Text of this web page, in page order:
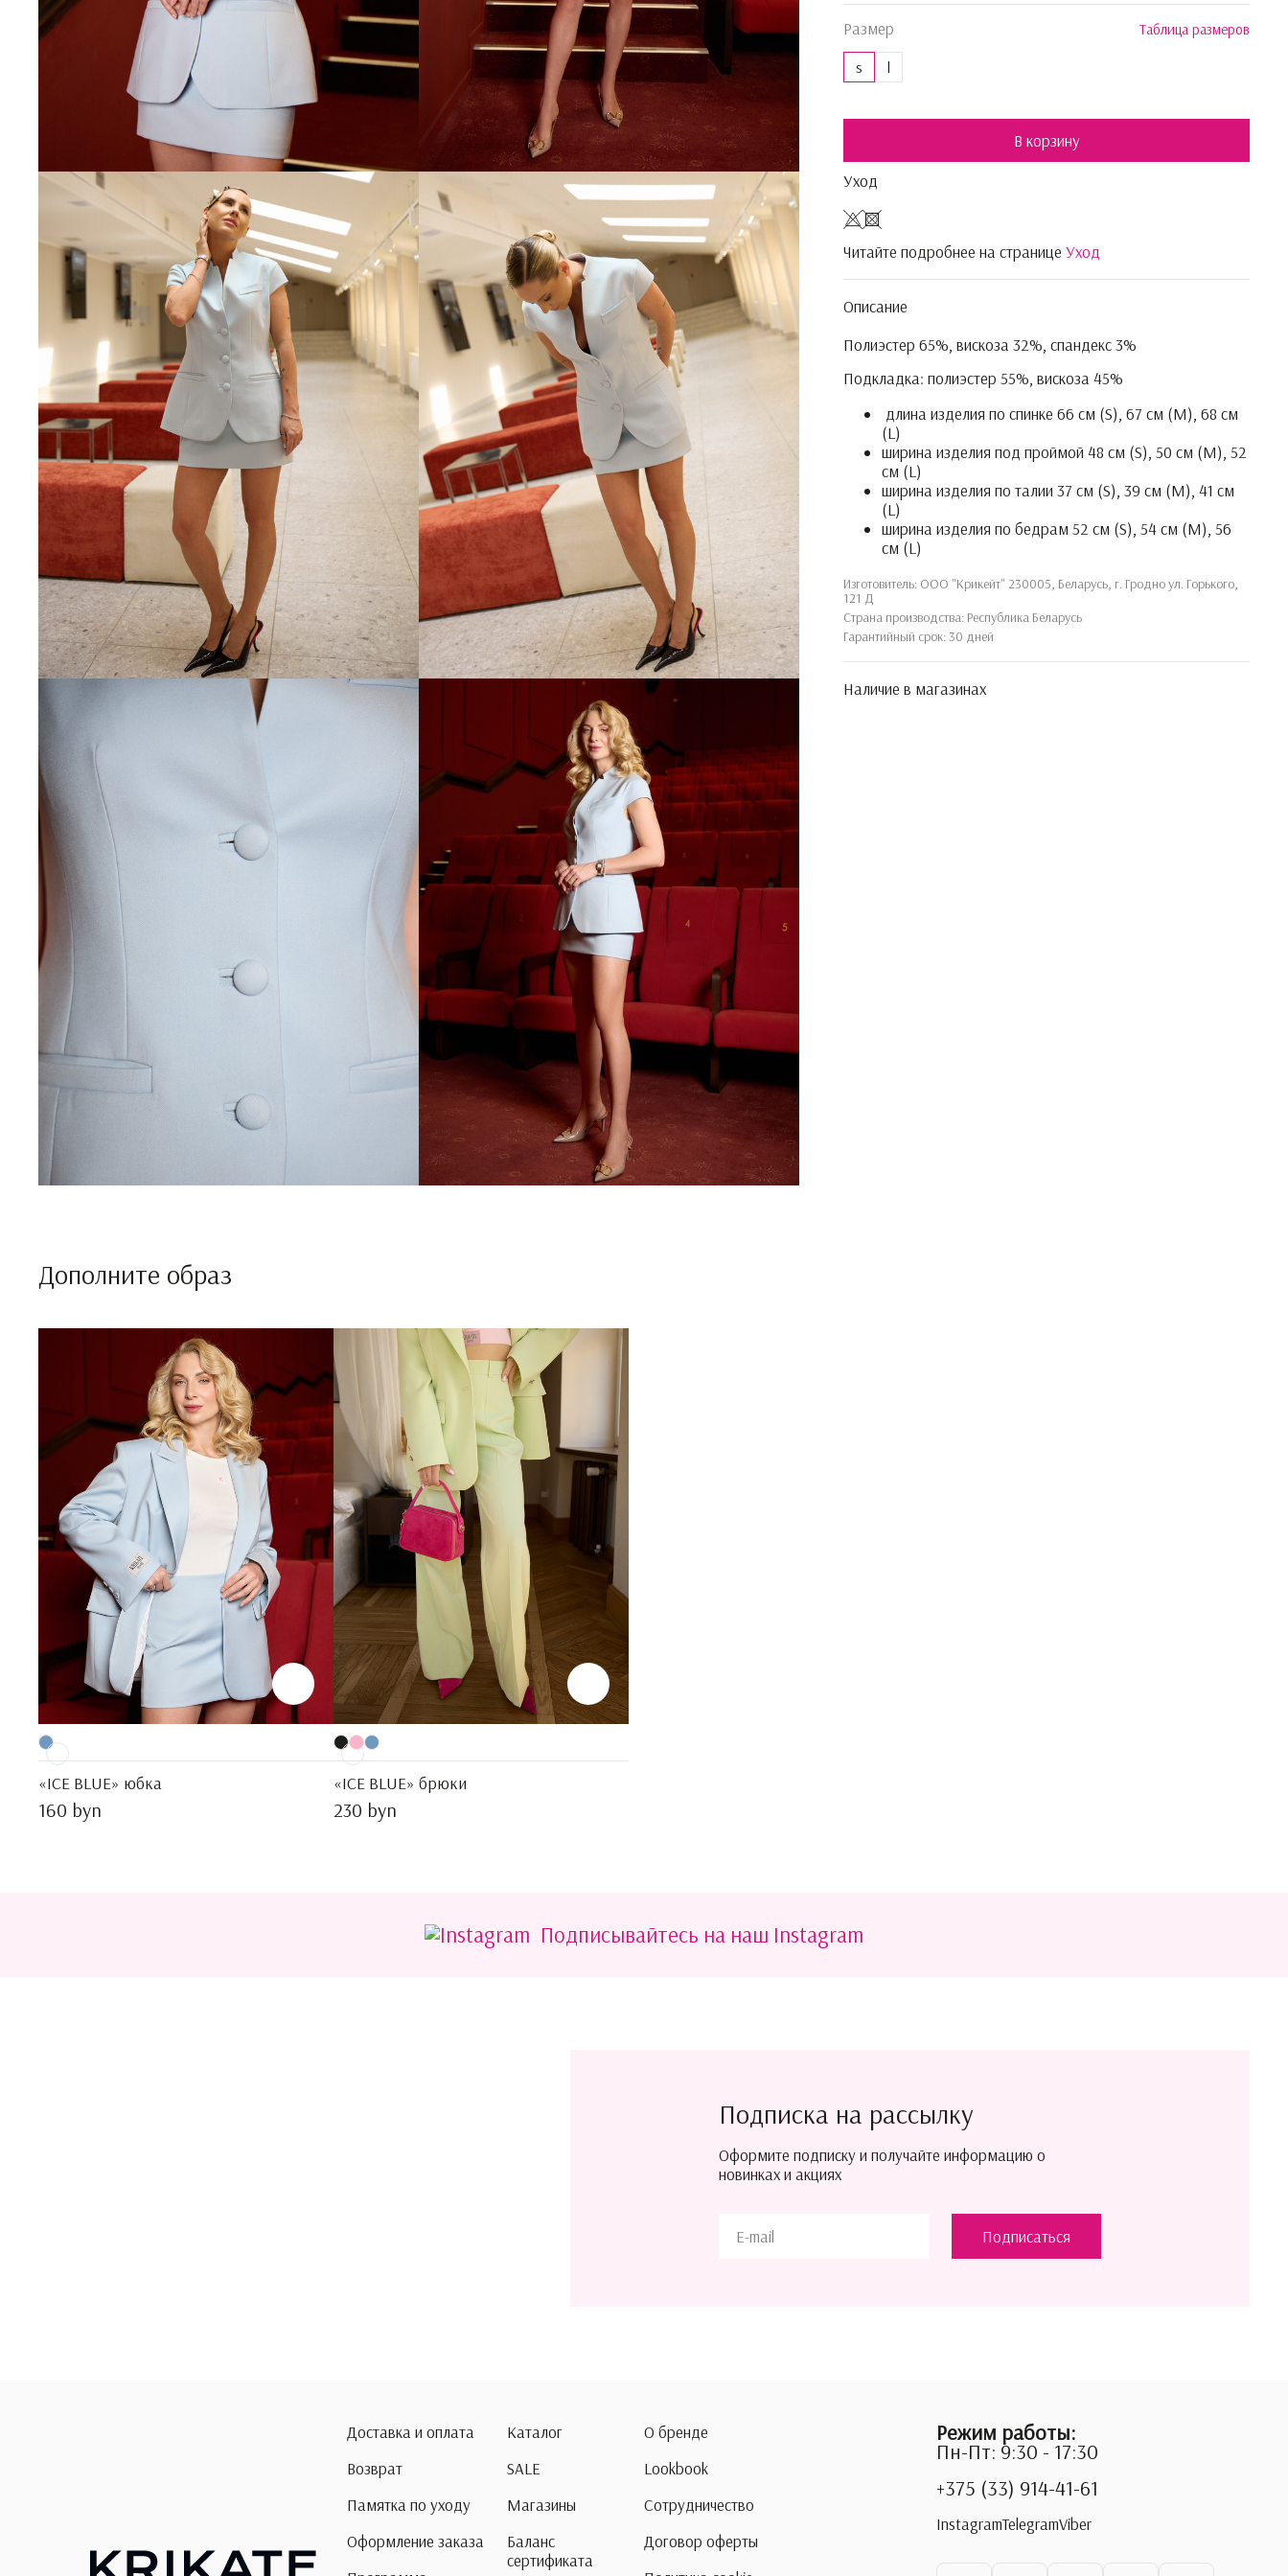
Размер Таблица размеров
s l
В корзину
Уход
Читайте подробнее на странице Уход
Описание
Полиэстер 65%, вискоза 32%, спандекс 3%
Подкладка: полиэстер 55%, вискоза 45%
длина изделия по спинке 66 см (S), 67 см (M), 68 см
(L)
ширина изделия под проймой 48 см (S), 50 см (M), 52
см (L)
ширина изделия по талии 37 см (S), 39 см (M), 41 см
(L)
ширина изделия по бедрам 52 см (S), 54 см (M), 56
см (L)
Изготовитель: ООО "Крикейт" 230005, Беларусь, г. Гродно ул. Горького,
121 Д
Страна производства: Республика Беларусь
Гарантийный срок: 30 дней
Наличие в магазинах
Дополните образ
«ICE BLUE» юбка
160 byn
«ICE BLUE» брюки
230 byn
Подписывайтесь на наш Instagram
Подписка на рассылку
Оформите подписку и получайте информацию о
новинках и акциях
Подписаться
Доставка и оплата
Возврат
Памятка по уходу
Оформление заказа
Каталог
SALE
Магазины
Баланс
сертификата
О бренде
Lookbook
Сотрудничество
Договор оферты
Режим работы:
Пн-Пт: 9:30 - 17:30
+375 (33) 914-41-61
InstagramTelegramViber